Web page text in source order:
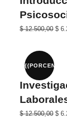
El
era:
$ 25.000,00.
$12.500,00El
$
$
El
$12.500,00El
$